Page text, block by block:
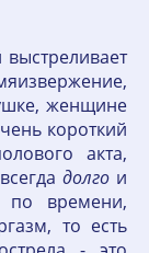
женщине
короткий
акта,
долгои
по времени,
то есть